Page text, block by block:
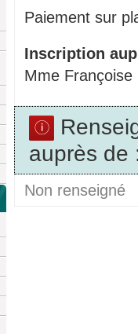
Paiement sur
Inscription
Mme Françoise
auprès de
Non renseigné